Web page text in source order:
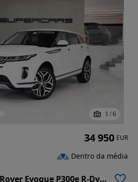
1 / 6
Land Rover Range Rover Evoque P300e R-Dynamic HSE
34 950 EUR
Dentro da média